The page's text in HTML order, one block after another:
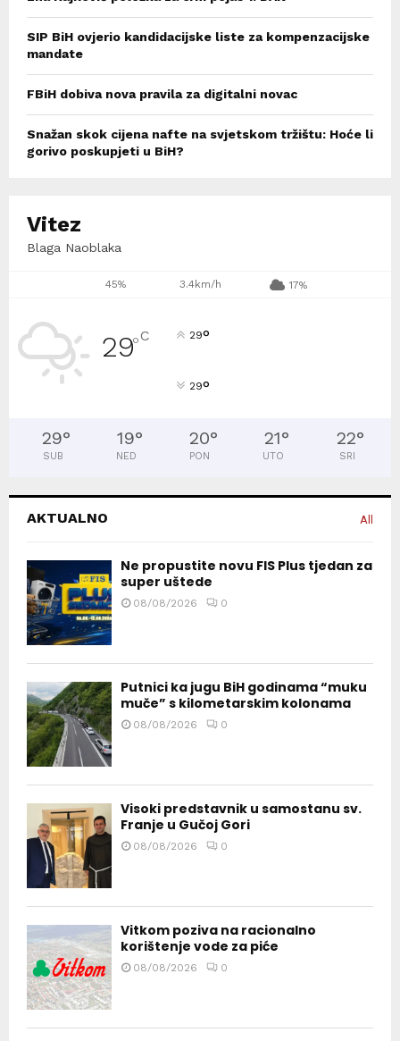
SIP BiH ovjerio kandidacijske liste za kompenzacijske
mandate
FBiH dobiva nova pravila za digitalni novac
Snažan skok cijena nafte na svjetskom tržištu: Hoće li
gorivo poskupjeti u BiH?
Vitez
Blaga Naoblaka
45% 3.4km/h 17%
29°C 29°
29°
29°
SUB
19°
NED
20°
PON
21°
UTO
22°
SRI
AKTUALNO All
Ne propustite novu FIS Plus tjedan za
super uštede
08/08/2026 0
Putnici ka jugu BiH godinama “muku
muče” s kilometarskim kolonama
08/08/2026 0
Visoki predstavnik u samostanu sv.
Franje u Gučoj Gori
08/08/2026 0
Vitkom poziva na racionalno
korištenje vode za piće
08/08/2026 0